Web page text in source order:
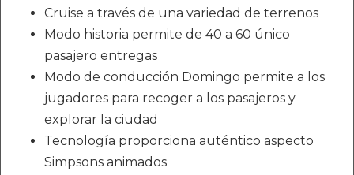
Cruise a través de una variedad de terrenos
Modo historia permite de 40 a 60 único
pasajero entregas
Modo de conducción Domingo permite a los
jugadores para recoger a los pasajeros y
explorar la ciudad
Tecnología proporciona auténtico aspecto
Simpsons animados